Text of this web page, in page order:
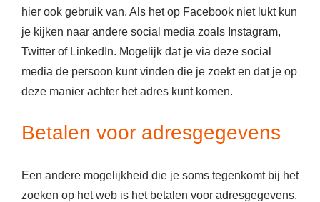
hier ook gebruik van. Als het op Facebook niet lukt kun
je kijken naar andere social media zoals Instagram,
Twitter of LinkedIn. Mogelijk dat je via deze social
media de persoon kunt vinden die je zoekt en dat je op
deze manier achter het adres kunt komen.
Betalen voor adresgegevens
Een andere mogelijkheid die je soms tegenkomt bij het
zoeken op het web is het betalen voor adresgegevens.